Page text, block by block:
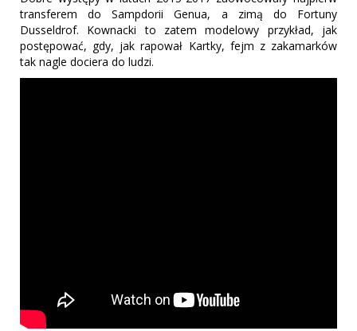
transferem do Sampdorii Genua, a zimą do Fortuny
Dusseldrof. Kownacki to zatem modelowy przykład, jak
postępować, gdy, jak rapował Kartky, fejm z zakamarków
tak nagle dociera do ludzi.